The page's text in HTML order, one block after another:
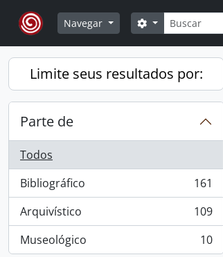
Skip to main content
Navegar
Buscar
Opções de busca
Limite seus resultados por:
Parte de
Todos
Bibliográfico
, 161 resultados
161
Arquivístico
, 109 resultados
109
Museológico
, 10 resultados 10